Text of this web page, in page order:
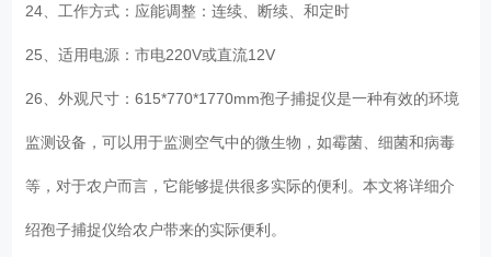
24、工作方式：应能调整：连续、断续、和定时
25、适用电源：市电220V或直流12V
26、外观尺寸：615*770*1770mm孢子捕捉仪是一种有效的环境
监测设备，可以用于监测空气中的微生物，如霉菌、细菌和病毒
等，对于农户而言，它能够提供很多实际的便利。本文将详细介
绍孢子捕捉仪给农户带来的实际便利。